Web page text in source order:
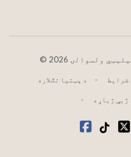
© ولسوالۍ
د پټتیا تګلاره شرایط
ژبې ژباړه
فیسبوک